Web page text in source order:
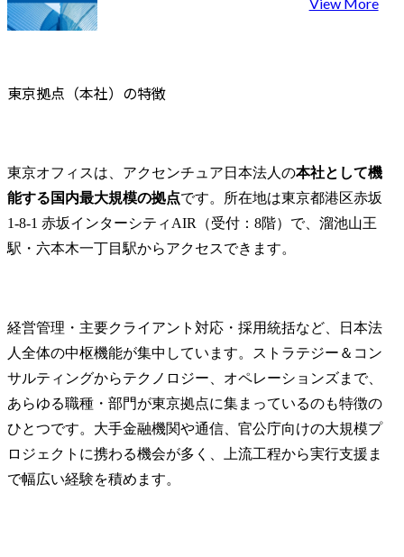
View More
東京拠点（本社）の特徴
東京オフィスは、アクセンチュア日本法人の本社として機
能する国内最大規模の拠点です。所在地は東京都港区赤坂
1-8-1 赤坂インターシティAIR（受付：8階）で、溜池山王
駅・六本木一丁目駅からアクセスできます。
経営管理・主要クライアント対応・採用統括など、日本法
人全体の中枢機能が集中しています。ストラテジー＆コン
サルティングからテクノロジー、オペレーションズまで、
あらゆる職種・部門が東京拠点に集まっているのも特徴の
ひとつです。大手金融機関や通信、官公庁向けの大規模プ
ロジェクトに携わる機会が多く、上流工程から実行支援ま
で幅広い経験を積めます。